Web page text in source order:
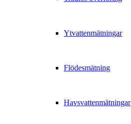
Ytvattenmätningar
Flödesmätning
Havsvattenmätningar